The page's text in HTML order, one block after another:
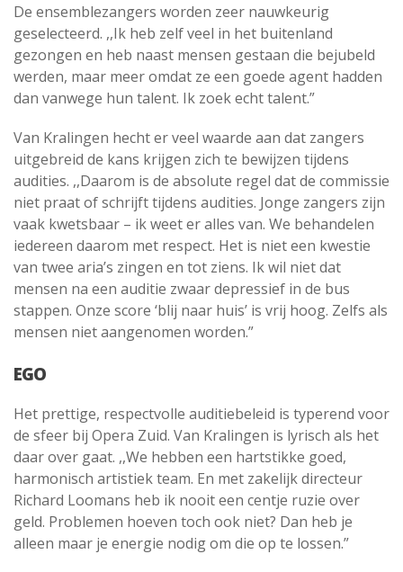
De ensemblezangers worden zeer nauwkeurig
geselecteerd. ,,Ik heb zelf veel in het buitenland
gezongen en heb naast mensen gestaan die bejubeld
werden, maar meer omdat ze een goede agent hadden
dan vanwege hun talent. Ik zoek echt talent.”
Van Kralingen hecht er veel waarde aan dat zangers
uitgebreid de kans krijgen zich te bewijzen tijdens
audities. ,,Daarom is de absolute regel dat de commissie
niet praat of schrijft tijdens audities. Jonge zangers zijn
vaak kwetsbaar – ik weet er alles van. We behandelen
iedereen daarom met respect. Het is niet een kwestie
van twee aria’s zingen en tot ziens. Ik wil niet dat
mensen na een auditie zwaar depressief in de bus
stappen. Onze score ‘blij naar huis’ is vrij hoog. Zelfs als
mensen niet aangenomen worden.”
EGO
Het prettige, respectvolle auditiebeleid is typerend voor
de sfeer bij Opera Zuid. Van Kralingen is lyrisch als het
daar over gaat. ,,We hebben een hartstikke goed,
harmonisch artistiek team. En met zakelijk directeur
Richard Loomans heb ik nooit een centje ruzie over
geld. Problemen hoeven toch ook niet? Dan heb je
alleen maar je energie nodig om die op te lossen.”